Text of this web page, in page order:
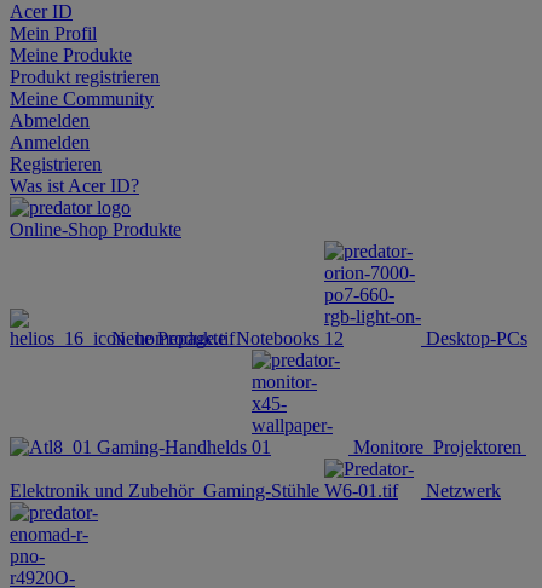
Acer ID
Mein Profil
Meine Produkte
Produkt registrieren
Meine Community
Abmelden
Anmelden
Registrieren
Was ist Acer ID?
Online-Shop Produkte
Neue Produkte Notebooks Desktop-PCs
Gaming-Handhelds Monitore Projektoren
Elektronik und Zubehör Gaming-Stühle Netzwerk